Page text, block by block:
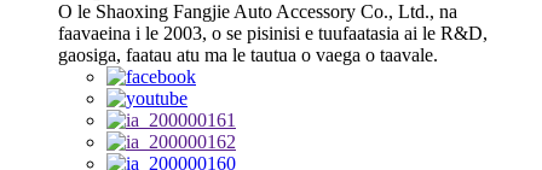
O le Shaoxing Fangjie Auto Accessory Co., Ltd., na
faavaeina i le 2003, o se pisinisi e tuufaatasia ai le R&D,
gaosiga, faatau atu ma le tautua o vaega o taavale.